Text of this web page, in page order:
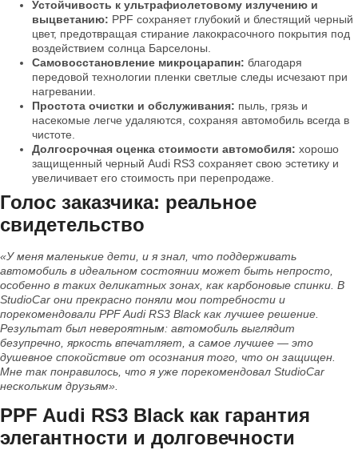
Устойчивость к ультрафиолетовому излучению и
выцветанию: PPF сохраняет глубокий и блестящий черный
цвет, предотвращая стирание лакокрасочного покрытия под
воздействием солнца Барселоны.
Самовосстановление микроцарапин: благодаря
передовой технологии пленки светлые следы исчезают при
нагревании.
Простота очистки и обслуживания: пыль, грязь и
насекомые легче удаляются, сохраняя автомобиль всегда в
чистоте.
Долгосрочная оценка стоимости автомобиля: хорошо
защищенный черный Audi RS3 сохраняет свою эстетику и
увеличивает его стоимость при перепродаже.
Голос заказчика: реальное
свидетельство
«У меня маленькие дети, и я знал, что поддерживать
автомобиль в идеальном состоянии может быть непросто,
особенно в таких деликатных зонах, как карбоновые спинки. В
StudioCar они прекрасно поняли мои потребности и
порекомендовали PPF Audi RS3 Black как лучшее решение.
Результат был невероятным: автомобиль выглядит
безупречно, яркость впечатляет, а самое лучшее — это
душевное спокойствие от осознания того, что он защищен.
Мне так понравилось, что я уже порекомендовал StudioCar
нескольким друзьям».
PPF Audi RS3 Black как гарантия
элегантности и долговечности